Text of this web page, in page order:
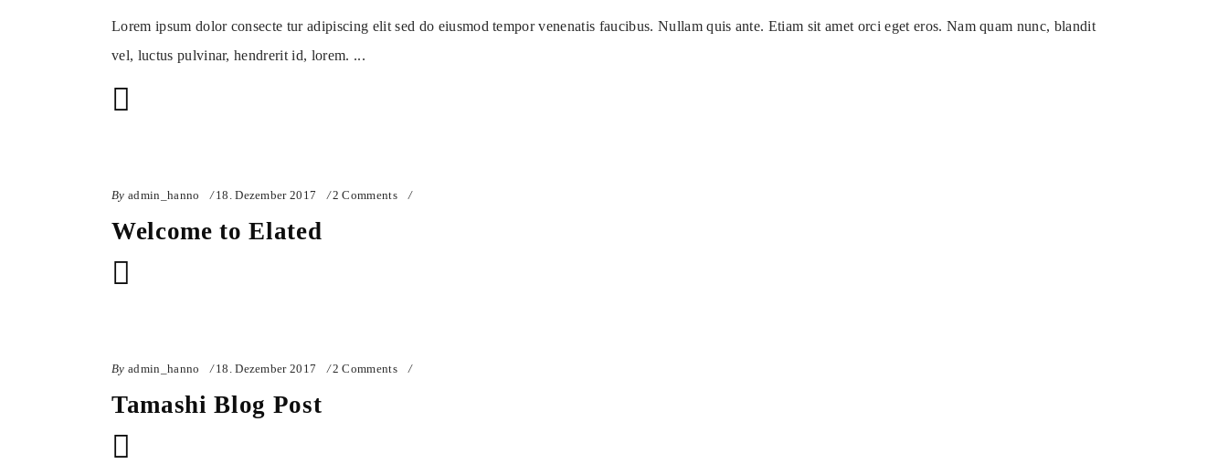
Lorem ipsum dolor consecte tur adipiscing elit sed do eiusmod tempor venenatis faucibus. Nullam quis ante. Etiam sit amet orci eget eros. Nam quam nunc, blandit
vel, luctus pulvinar, hendrerit id, lorem.
By admin_hanno 18. Dezember 2017 2 Comments
Welcome to Elated
By admin_hanno 18. Dezember 2017 2 Comments
Tamashi Blog Post